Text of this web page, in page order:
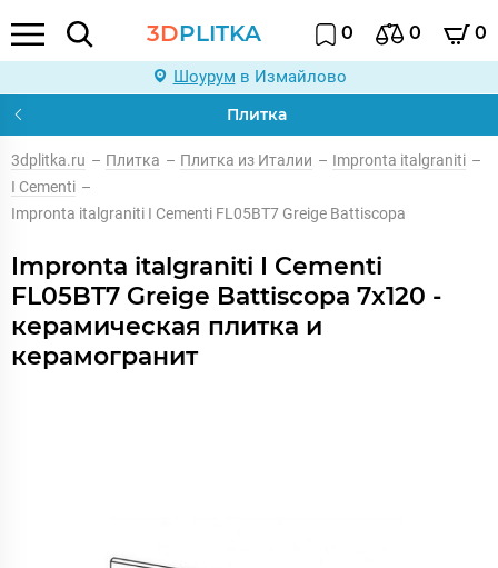
3DPLITKA 0 0 0
Шоурум в Измайлово
Плитка
3dplitka.ru – Плитка – Плитка из Италии – Impronta italgraniti –
I Cementi –
Impronta italgraniti I Cementi FL05BT7 Greige Battiscopa
Impronta italgraniti I Cementi
FL05BT7 Greige Battiscopa 7x120 -
керамическая плитка и
керамогранит